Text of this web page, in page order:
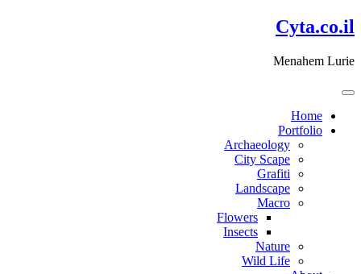
דלג
לתוכן
Cyta.co.il
Menahem Lurie
Home
Portfolio
Archaeology
City Scape
Grafiti
Landscape
Macro
Flowers
Insects
Nature
Wild Life